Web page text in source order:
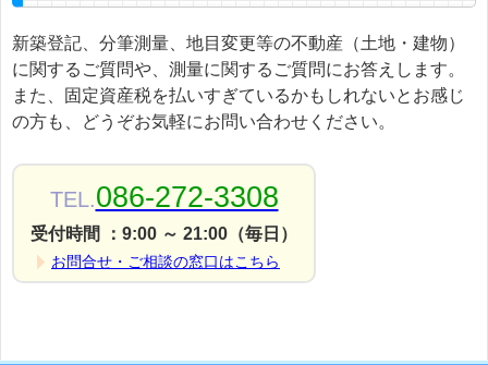
新築登記、分筆測量、地目変更等の不動産（土地・建物）
に関するご質問や、測量に関するご質問にお答えします。
また、固定資産税を払いすぎているかもしれないとお感じ
の方も、どうぞお気軽にお問い合わせください。
TEL.086-272-3308
受付時間 ：9:00 ～ 21:00（毎日）
お問合せ・ご相談の窓口はこちら